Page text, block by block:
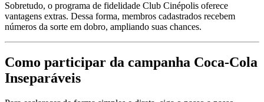
Sobretudo, o programa de fidelidade Club Cinépolis oferece
vantagens extras. Dessa forma, membros cadastrados recebem
números da sorte em dobro, ampliando suas chances.
Como participar da campanha Coca-Cola
Inseparáveis